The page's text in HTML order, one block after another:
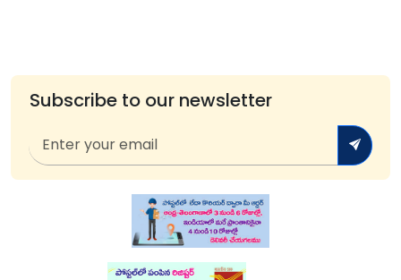
Subscribe to our newsletter